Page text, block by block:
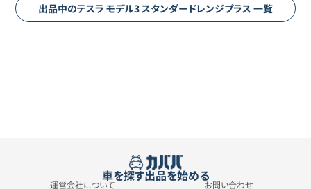
出品中のテスラ モデル3スタンダードレンジプラス 一覧
車を探す出品を始める
運営会社について お問い合わせ